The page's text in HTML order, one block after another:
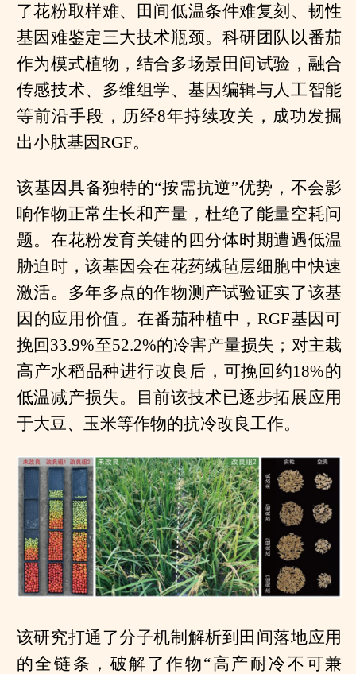
了花粉取样难、田间低温条件难复刻、韧性
基因难鉴定三大技术瓶颈。科研团队以番茄
作为模式植物，结合多场景田间试验，融合
传感技术、多维组学、基因编辑与人工智能
等前沿手段，历经8年持续攻关，成功发掘
出小肽基因RGF。
该基因具备独特的“按需抗逆”优势，不会影
响作物正常生长和产量，杜绝了能量空耗问
题。在花粉发育关键的四分体时期遭遇低温
胁迫时，该基因会在花药绒毡层细胞中快速
激活。多年多点的作物测产试验证实了该基
因的应用价值。在番茄种植中，RGF基因可
挽回33.9%至52.2%的冷害产量损失；对主栽
高产水稻品种进行改良后，可挽回约18%的
低温减产损失。目前该技术已逐步拓展应用
于大豆、玉米等作物的抗冷改良工作。
该研究打通了分子机制解析到田间落地应用
的全链条，破解了作物“高产耐冷不可兼